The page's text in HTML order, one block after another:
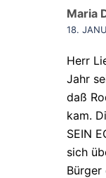
Maria
18.
Herr
Jahr
daß
kam.
SEIN
sich
Bürger